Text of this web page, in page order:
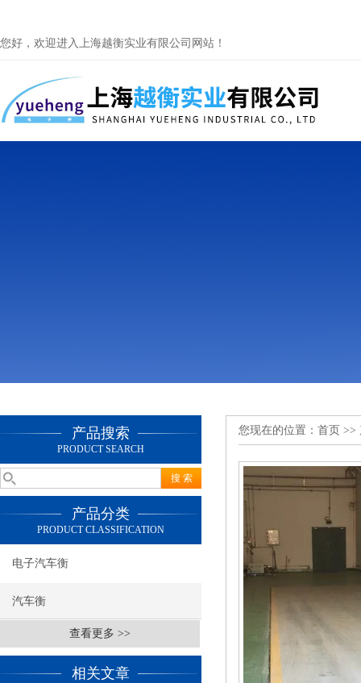
您好，欢迎进入上海越衡实业有限公司网站！
产品搜索
PRODUCT SEARCH
产品分类
PRODUCT CLASSIFICATION
电子汽车衡
汽车衡
查看更多 >>
相关文章
您现在的位置： 首页 >>